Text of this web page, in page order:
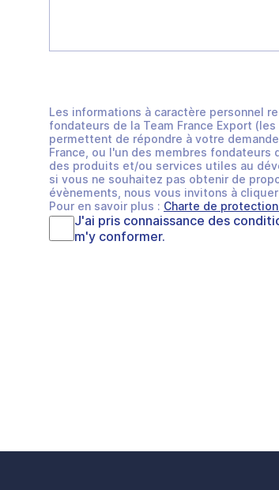
Les informations à caractère personnel
fondateurs de la Team France Export
permettent de répondre à votre
France, ou l'un des membres
des produits et/ou services utiles au
si vous ne souhaitez pas obtenir de
évènements, nous vous invitons à cliquer
Pour en savoir plus : Charte de
J'ai pris connaissance des
m'y conformer.